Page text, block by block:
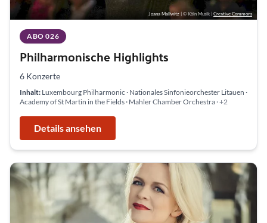
Joana Mallwitz | © Köln Musik | Creative Commons
ABO 026
Philharmonische Highlights
6 Konzerte
Inhalt: Luxembourg Philharmonic · Nationales Sinfonieorchester Litauen ·
Academy of St Martin in the Fields · Mahler Chamber Orchestra · +2
Details ansehen